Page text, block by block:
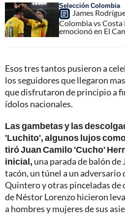
Selección Colombia
James
Colombia vs Costa
emocionó en El
Esos tres tantos pusieron a
los seguidores que llegaron
que disfrutaron de principio a
ídolos nacionales.
Las gambetas y las
'Luchito', algunos lujos
tiró Juan Camilo 'Cucho'
inicial, una parada de balón de
tacón, un túnel a un adversario
Quintero y otras pinceladas de
de Néstor Lorenzo hicieron
a hombres y mujeres de sus